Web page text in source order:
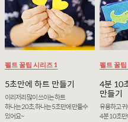
펠트 꿀팁 시리즈 1
5초만에 하트 만들기
이리저리 많이 쓰이는 하트
하나는 20초, 하나는 5초만에 만들수
있어요~
펠트 꿀
4분 10
만들기
유용하고
4분 10초만